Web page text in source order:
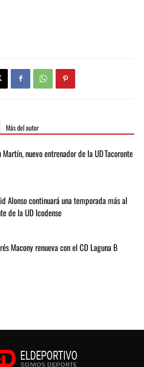
Más del autor
Martín, nuevo entrenador de la UD Tacoronte
Alonso continuará una temporada más al
de la UD Icodense
Macony renueva con el CD Laguna B